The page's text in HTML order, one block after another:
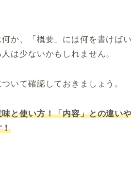
か、「概要」には何を書けば
は少ないかもしれません。
いて確認しておきましょう。
と使い方！「内容」との違い
！